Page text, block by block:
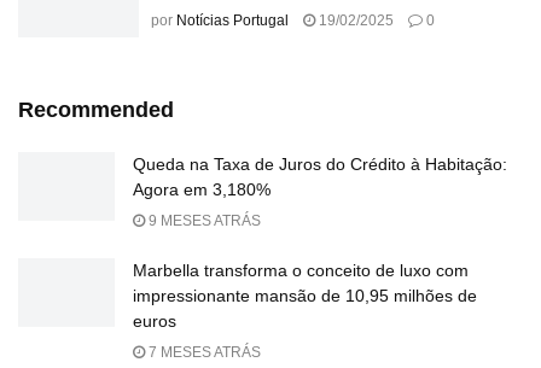
por Notícias Portugal 19/02/2025 0
Recommended
Queda na Taxa de Juros do Crédito à Habitação:
Agora em 3,180%
9 MESES ATRÁS
Marbella transforma o conceito de luxo com
impressionante mansão de 10,95 milhões de
euros
7 MESES ATRÁS